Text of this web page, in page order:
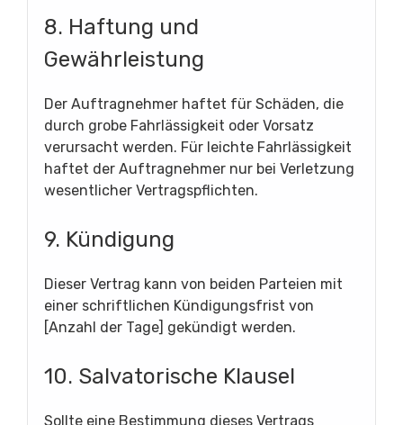
8. Haftung und
Gewährleistung
Der Auftragnehmer haftet für Schäden, die
durch grobe Fahrlässigkeit oder Vorsatz
verursacht werden. Für leichte Fahrlässigkeit
haftet der Auftragnehmer nur bei Verletzung
wesentlicher Vertragspflichten.
9. Kündigung
Dieser Vertrag kann von beiden Parteien mit
einer schriftlichen Kündigungsfrist von
[Anzahl der Tage] gekündigt werden.
10. Salvatorische Klausel
Sollte eine Bestimmung dieses Vertrags